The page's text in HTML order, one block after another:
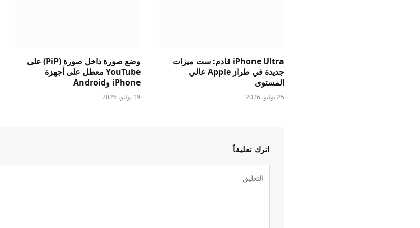
iPhone Ultra قادم: ست ميزات
جديدة في طراز Apple عالي
المستوى
25 يوليو، 2026
وضع صورة داخل صورة (PiP) على
YouTube معطل على أجهزة
iPhone وAndroid
19 يوليو، 2026
اترك تعليقاً